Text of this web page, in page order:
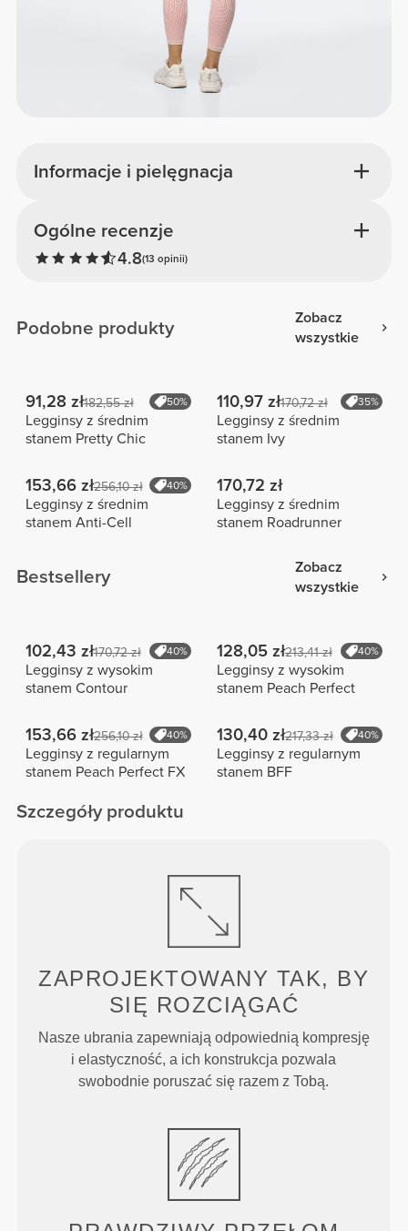
Informacje i pielęgnacja
Ogólne recenzje
4.8(13 opinii)
Podobne produkty
Zobacz
wszystkie
91,28 zł182,55 zł 50%
Legginsy z średnim
stanem Pretty Chic
110,97 zł170,72 zł 35%
Legginsy z średnim
stanem Ivy
153,66 zł256,10 zł 40%
Legginsy z średnim
stanem Anti-Cell
170,72 zł
Legginsy z średnim
stanem Roadrunner
Bestsellery
Zobacz
wszystkie
102,43 zł170,72 zł 40%
Legginsy z wysokim
stanem Contour
128,05 zł213,41 zł 40%
Legginsy z wysokim
stanem Peach Perfect
153,66 zł256,10 zł 40%
Legginsy z regularnym
stanem Peach Perfect FX
130,40 zł217,33 zł 40%
Legginsy z regularnym
stanem BFF
Szczegóły produktu
ZAPROJEKTOWANY TAK, BY
SIĘ ROZCIĄGAĆ
Nasze ubrania zapewniają odpowiednią kompresję
i elastyczność, a ich konstrukcja pozwala
swobodnie poruszać się razem z Tobą.